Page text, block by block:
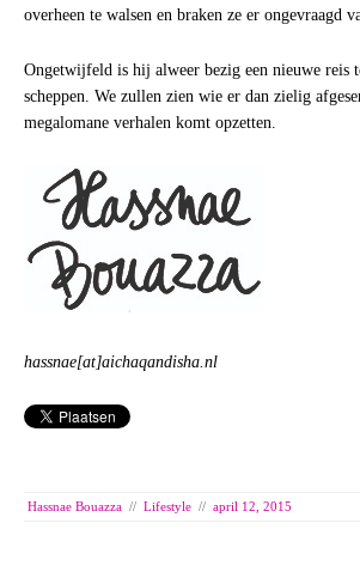
overheen te walsen en braken ze er ongevraagd
Ongetwijfeld is hij alweer bezig een nieuwe reis
scheppen. We zullen zien wie er dan zielig
megalomane verhalen komt opzetten.
hassnae[at]aichaqandisha.nl
Hassnae Bouazza // Lifestyle // april 12, 2015